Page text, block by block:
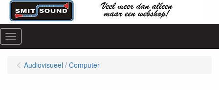
Menu
Audiovisueel / Computer